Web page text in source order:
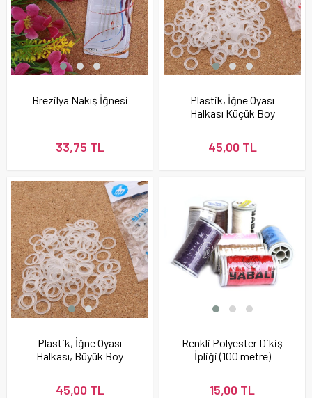
Brezilya Nakış İğnesi
33,75 TL
Plastik, İğne Oyası
Halkası Küçük Boy
45,00 TL
Plastik, İğne Oyası
Halkası, Büyük Boy
45,00 TL
Renkli Polyester Dikiş
İpliği (100 metre)
15,00 TL